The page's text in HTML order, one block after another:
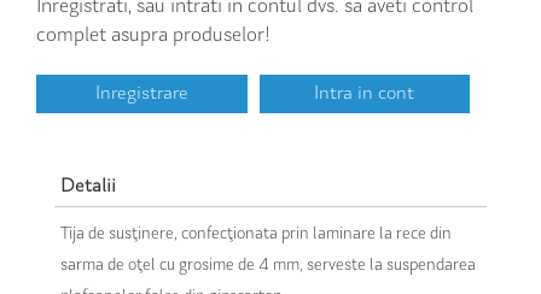
Inregistrati, sau intrati in contul dvs. sa aveti control
complet asupra produselor!
Inregistrare Intra in cont
Detalii
Tija de susţinere, confecţionata prin laminare la rece din
sarma de oţel cu grosime de 4 mm, serveste la suspendarea